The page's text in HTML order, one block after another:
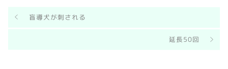
盲導犬が刺される
延長50回